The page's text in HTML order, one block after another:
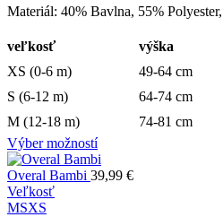
Materiál: 40% Bavlna, 55%
veľkosť
výška
XS (0-6 m)
49-64 cm
S (6-12 m)
64-74 cm
M (12-18 m)
74-81 cm
Výber možností
Overal Bambi 39,99 €
Veľkosť
MSXS